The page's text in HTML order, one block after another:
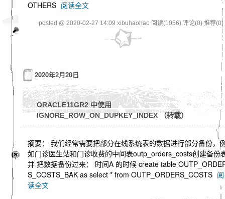
OTHERS 阅读全文
posted @ 2020-02-27 14:09 xibuhaohao 阅读(1056) 评论(0) 推荐(0)
2020年2月20日
ORACLE11GR2 中使用
IGNORE_ROW_ON_DUPKEY_INDEX （转载）
摘要： 我们经常需要把部分在线系统表的数据进行部分备份，
如门诊医生站和门诊收费的中间表outp_orders_costs创建备份
并 把数据备份过来： 时间A 的时候 create table
S_COSTS_BAK as select * from OUTP_ORDERS_COSTS 阅
读全文